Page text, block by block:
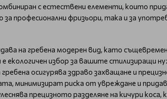
с естествени елементи, които
професионални фризьори, така и за
на гребена модерен вид, като
екологичен избор за вашите стилизиращи
осигурява здраво захващане и
минимизират риска от увреждане и
прецизното разделяне на кичури